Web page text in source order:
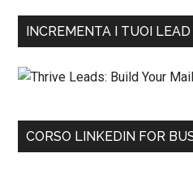
INCREMENTA I TUOI
CORSO LINKEDIN FOR